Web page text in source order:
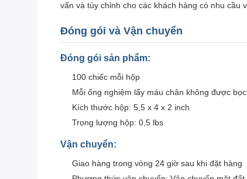
vấn và tùy chỉnh cho các khách hàng có nhu cầu
Đóng gói và Vận chuyển
Đóng gói sản phẩm:
100 chiếc mỗi hộp
Mỗi ống nghiệm lấy máu chân không được
Kích thước hộp: 5,5 x 4 x 2 inch
Trọng lượng hộp: 0,5 lbs
Vận chuyển:
Giao hàng trong vòng 24 giờ sau khi đặt hàng